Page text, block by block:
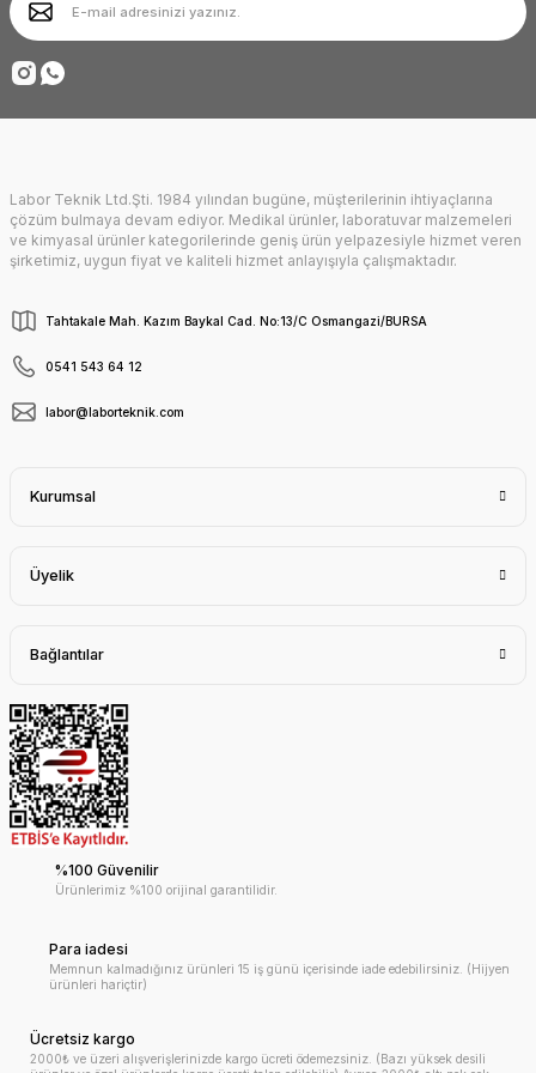
Ürün fiyatı diğer sitelerden daha pahalı.
Bu ürüne benzer farklı alternatifler olmalı.
Gönder
Deneyimini Paylaş
Labor Teknik Ltd.Şti. 1984 yılından bugüne, müşterilerinin ihtiyaçlarına
çözüm bulmaya devam ediyor. Medikal ürünler, laboratuvar malzemeleri
ve kimyasal ürünler kategorilerinde geniş ürün yelpazesiyle hizmet veren
şirketimiz, uygun fiyat ve kaliteli hizmet anlayışıyla çalışmaktadır.
Tahtakale Mah. Kazım Baykal Cad. No:13/C Osmangazi/BURSA
0541 543 64 12
labor@laborteknik.com
Kurumsal
Üyelik
Bağlantılar
%100 Güvenilir
Ürünlerimiz %100 orijinal garantilidir.
Para iadesi
Memnun kalmadığınız ürünleri 15 iş günü içerisinde iade edebilirsiniz. (Hijyen
ürünleri hariçtir)
Ücretsiz kargo
2000₺ ve üzeri alışverişlerinizde kargo ücreti ödemezsiniz. (Bazı yüksek desili